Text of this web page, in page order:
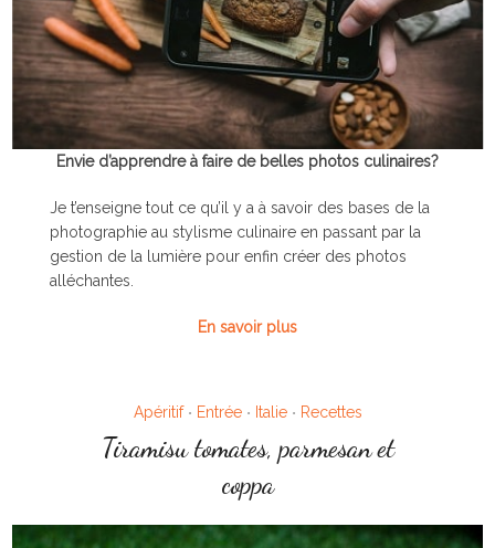
Envie d’apprendre à faire de belles photos culinaires?
Je t’enseigne tout ce qu’il y a à savoir des bases de la
photographie au stylisme culinaire en passant par la
gestion de la lumière pour enfin créer des photos
alléchantes.
En savoir plus
Apéritif • Entrée • Italie • Recettes
Tiramisu tomates, parmesan et
coppa